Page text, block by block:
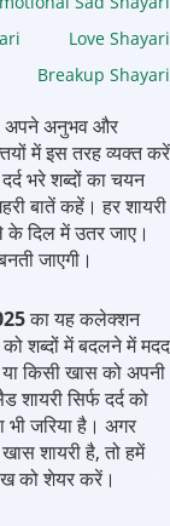
Love Shayari
Breakup Shayari
अपने अनुभव और
में इस तरह व्यक्त करें
भरे शब्दों का चयन
बातें कहें। हर शायरी
दिल में उतर जाए।
जाएगी।
का यह कलेक्शन
शब्दों में बदलने में मदद
किसी खास को अपनी
सिर्फ दर्द को
भी जरिया है। अगर
शायरी है, तो हमें
को शेयर करें।